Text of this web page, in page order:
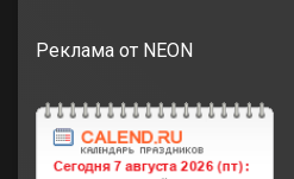
Реклама от NEON